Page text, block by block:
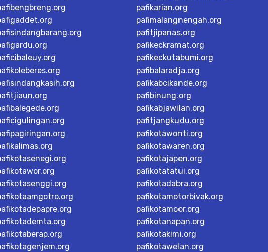
pafikarian.org
pafimalangnengah.org
pafitjipanas.org
pafikeckramat.org
pafikeckutabumi.org
pafibalaradja.org
pafikabcikande.org
pafibinung.org
pafikabjawilan.org
pafitjangkudu.org
pafikotawonti.org
pafikotawaren.org
pafikotajapen.org
pafikotatatui.org
pafikotadabra.org
pafikotamotorbivak.org
pafikotamoor.org
pafikotanapan.org
pafikotakimi.org
pafikotawelan.org